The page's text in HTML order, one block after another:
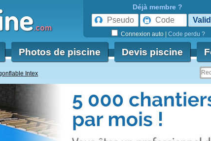
.com
Déjà membre ?
Connexion auto Code perdu ?
Photos de piscine Devis piscine
Intex